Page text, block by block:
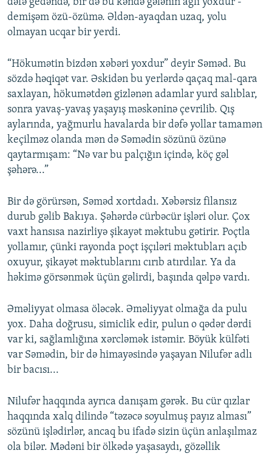
dəfə gedəndə, bir də bu kəndə gələnin ağlı yoxdur -
demişəm özü-özümə. Əldən-ayaqdan uzaq, yolu
olmayan ucqar bir yerdi.
“Hökumətin bizdən xəbəri yoxdur” deyir Səməd. Bu
sözdə həqiqət var. Əskidən bu yerlərdə qaçaq mal-qara
saxlayan, hökumətdən gizlənən adamlar yurd salıblar,
sonra yavaş-yavaş yaşayış məskəninə çevrilib. Qış
aylarında, yağmurlu havalarda bir dəfə yollar tamamən
keçilməz olanda mən də Səmədin sözünü özünə
qaytarmışam: “Nə var bu palçığın içində, köç gəl
şəhərə...”
Bir də görürsən, Səməd xortdadı. Xəbərsiz filansız
durub gəlib Bakıya. Şəhərdə cürbəcür işləri olur. Çox
vaxt hansısa nazirliyə şikayət məktubu gətirir. Poçtla
yollamır, çünki rayonda poçt işçıləri məktubları açıb
oxuyur, şikayət məktublarını cırıb atırdılar. Ya da
həkimə görsənmək üçün gəlirdi, başında qəlpə vardı.
Əməliyyat olmasa öləcək. Əməliyyat olmağa da pulu
yox. Daha doğrusu, simiclik edir, pulun o qədər dərdi
var ki, sağlamlığına xərcləmək istəmir. Böyük külfəti
var Səmədin, bir də himayəsində yaşayan Nilufər adlı
bir bacısı...
Nilufər haqqında ayrıca danışam gərək. Bu cür qızlar
haqqında xalq dilində “təzəcə soyulmuş payız alması”
sözünü işlədirlər, ancaq bu ifadə sizin üçün anlaşılmaz
ola bilər. Mədəni bir ölkədə yaşasaydı, gözəllik